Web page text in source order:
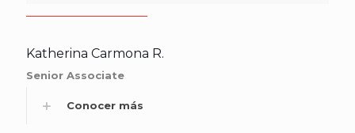
Katherina Carmona R.
Senior Associate
Conocer más